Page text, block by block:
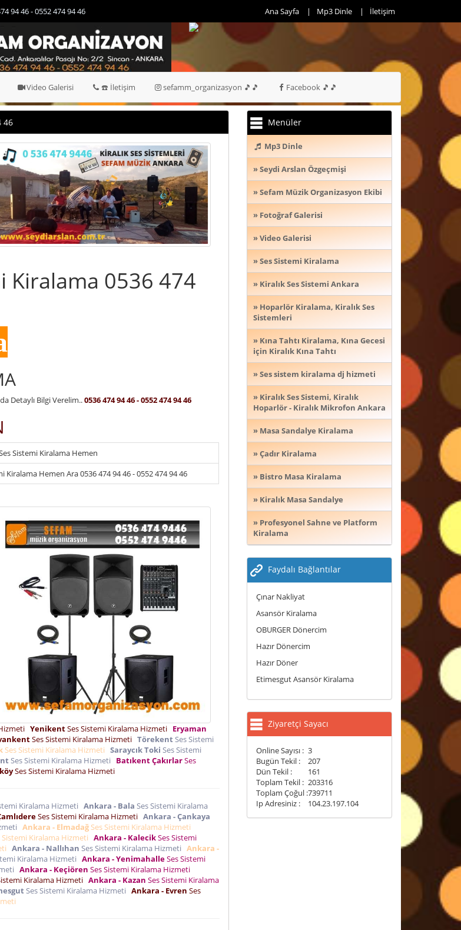
dj hizmeti - 0536 474 94 46 - 0552 474 94 46 Ana Sayfa Mp3 Dinle İletişim
Video Galerisi ☎️ İletişim sefamm_organizasyon 🎵🎵 Facebook 🎵🎵
46
Kiralama 0536 474
Detaylı Bilgi Verelim..0536 474 94 46 - 0552 474 94 46
Sistemi Kiralama Hemen
Kiralama Hemen Ara 0536 474 94 46 - 0552 474 94 46
YenikentSes Sistemi Kiralama Hizmeti Eryaman
Ses Sistemi Kiralama Hizmeti Törekent Ses Sistemi
Ses Sistemi Kiralama Hizmeti Saraycık Toki Ses Sistemi
Ses Sistemi Kiralama Hizmeti Batıkent ÇakırlarSes
Ses Sistemi Kiralama Hizmeti
Kiralama Hizmeti Ankara - Bala Ses Sistemi Kiralama
Ses Sistemi Kiralama Hizmeti Ankara - Çankaya
Ankara - Elmadağ Ses Sistemi Kiralama Hizmeti
Sistemi Kiralama Hizmeti Ankara - KalecikSes Sistemi
Ankara - Nallıhan Ses Sistemi Kiralama Hizmeti Ankara -
Kiralama Hizmeti Ankara - YenimahalleSes Sistemi
Ankara - Keçiören Ses Sistemi Kiralama Hizmeti
Kiralama Hizmeti Ankara - Kazan Ses Sistemi Kiralama
Ses Sistemi Kiralama Hizmeti Ankara - Evren Ses
Menüler
Mp3 Dinle
» Seydi Arslan Özgeçmişi
» Sefam Müzik Organizasyon Ekibi
» Fotoğraf Galerisi
» Video Galerisi
» Ses Sistemi Kiralama
» Kiralık Ses Sistemi Ankara
» Hoparlör Kiralama, Kiralık Ses
Sistemleri
» Kına Tahtı Kiralama, Kına Gecesi
için Kiralık Kına Tahtı
» Ses sistem kiralama dj hizmeti
» Kiralık Ses Sistemi, Kiralık
Hoparlör - Kiralık Mikrofon Ankara
» Masa Sandalye Kiralama
» Çadır Kiralama
» Bistro Masa Kiralama
» Kiralık Masa Sandalye
» Profesyonel Sahne ve Platform
Kiralama
Faydalı Bağlantılar
Çınar Nakliyat
Asansör Kiralama
OBURGER Dönercim
Hazır Dönercim
Hazır Döner
Etimesgut Asansör Kiralama
Ziyaretçi Sayacı
Online Sayısı : 3
Bugün Tekil :
207
Dün Tekil :
161
Toplam Tekil : 203316
Toplam Çoğul :739711
Ip Adresiniz :
104.23.197.104